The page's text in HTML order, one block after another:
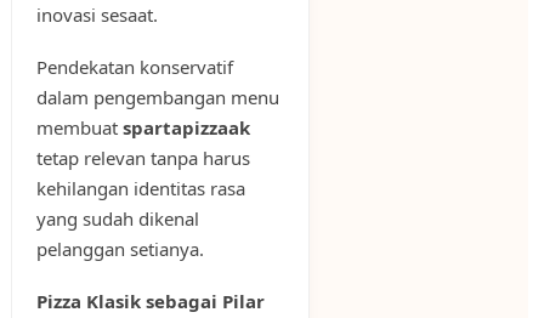
inovasi sesaat.
Pendekatan konservatif
dalam pengembangan menu
membuat spartapizzaak
tetap relevan tanpa harus
kehilangan identitas rasa
yang sudah dikenal
pelanggan setianya.
Pizza Klasik sebagai Pilar